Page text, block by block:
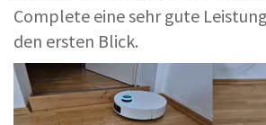
Complete eine sehr gute
den ersten Blick.